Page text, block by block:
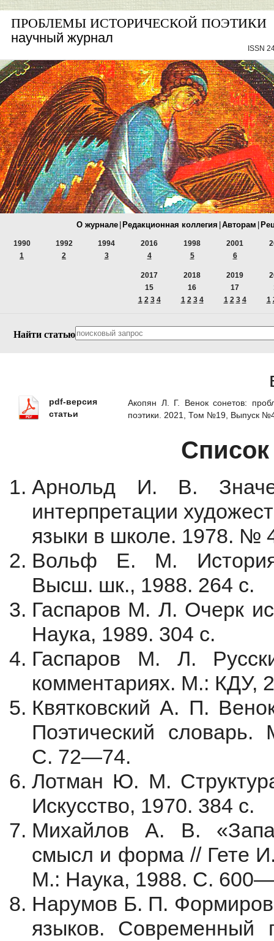
ПРОБЛЕМЫ ИСТОРИЧЕСКОЙ ПОЭТИКИ
научный журнал
ISSN
О журнале Редакционная коллегия Авторам
1990
1
1992
2
1994
3
2016
4
1998
5
2001
6
2017
15
1 2 3 4
2018
16
1 2 3 4
2019
17
1 2 3 4
1
Найти статью
pdf-версия
статьи
Акопян Л. Г. Венок сонетов:
поэтики. 2021, Том №19, Выпуск
Арнольд И. В.
интерпретации
языки в школе. 1978. №
Вольф Е. М. История
Высш. шк., 1988. 264 с.
Гаспаров М. Л. Очерк
Наука, 1989. 304 с.
Гаспаров М. Л.
комментариях. М.: КДУ,
Квятковский А. П.
Поэтический
С. 72—74.
Лотман Ю. М.
Искусство, 1970. 384 с.
Михайлов А. В.
смысл и форма // Гете
М.: Наука, 1988. C.
Нарумов Б. П.
языков. Современный